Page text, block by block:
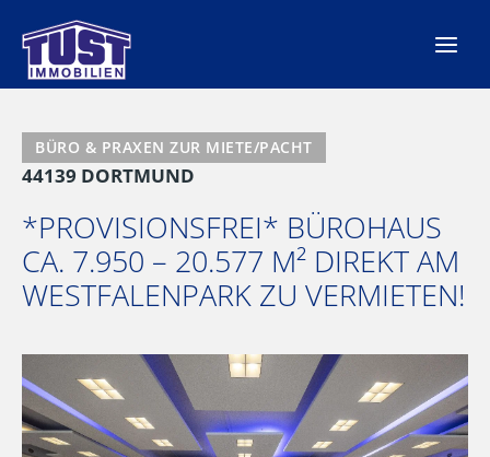
Inhalt
springen
BÜRO & PRAXEN ZUR MIETE/PACHT
44139 DORTMUND
*PROVISIONSFREI* BÜROHAUS
CA. 7.950 – 20.577 M² DIREKT AM
WESTFALENPARK ZU VERMIETEN!